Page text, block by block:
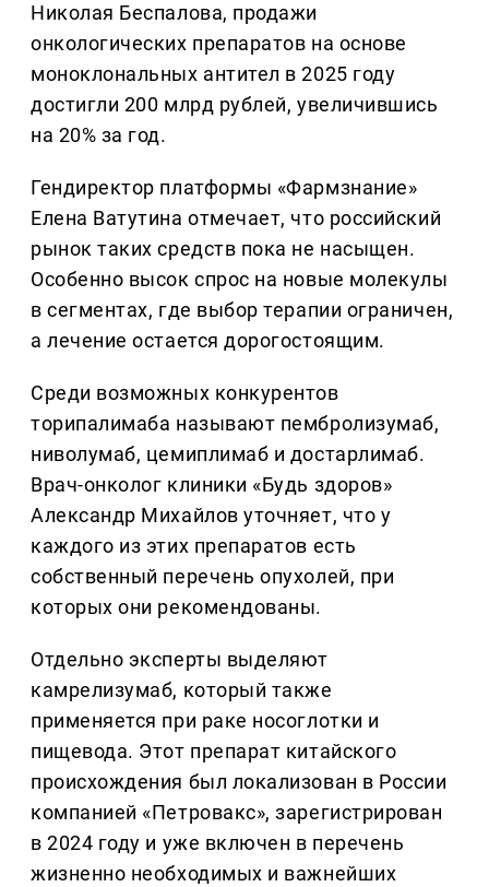
Николая Беспалова, продажи
онкологических препаратов на основе
моноклональных антител в 2025 году
достигли 200 млрд рублей, увеличившись
на 20% за год.
Гендиректор платформы «Фармзнание»
Елена Ватутина отмечает, что российский
рынок таких средств пока не насыщен.
Особенно высок спрос на новые молекулы
в сегментах, где выбор терапии ограничен,
а лечение остается дорогостоящим.
Среди возможных конкурентов
торипалимаба называют пембролизумаб,
ниволумаб, цемиплимаб и достарлимаб.
Врач-онколог клиники «Будь здоров»
Александр Михайлов уточняет, что у
каждого из этих препаратов есть
собственный перечень опухолей, при
которых они рекомендованы.
Отдельно эксперты выделяют
камрелизумаб, который также
применяется при раке носоглотки и
пищевода. Этот препарат китайского
происхождения был локализован в России
компанией «Петровакс», зарегистрирован
в 2024 году и уже включен в перечень
жизненно необходимых и важнейших